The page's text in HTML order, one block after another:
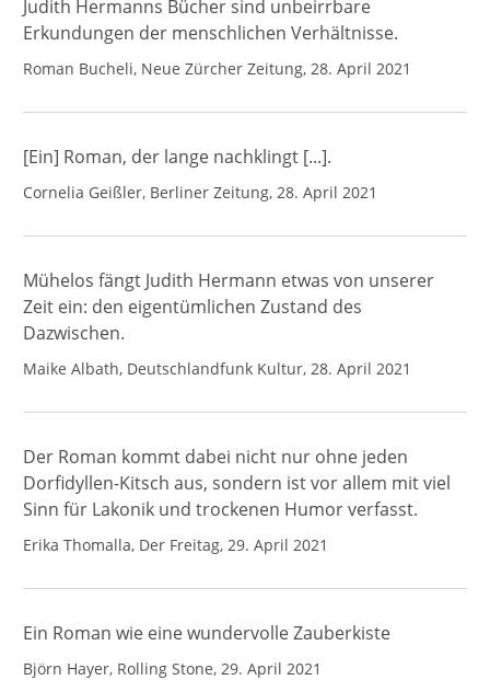
Judith Hermanns Bücher sind unbeirrbare
Erkundungen der menschlichen Verhältnisse.
Roman Bucheli, Neue Zürcher Zeitung, 28. April 2021
[Ein] Roman, der lange nachklingt [...].
Cornelia Geißler, Berliner Zeitung, 28. April 2021
Mühelos fängt Judith Hermann etwas von unserer
Zeit ein: den eigentümlichen Zustand des
Dazwischen.
Maike Albath, Deutschlandfunk Kultur, 28. April 2021
Der Roman kommt dabei nicht nur ohne jeden
Dorfidyllen-Kitsch aus, sondern ist vor allem mit viel
Sinn für Lakonik und trockenen Humor verfasst.
Erika Thomalla, Der Freitag, 29. April 2021
Ein Roman wie eine wundervolle Zauberkiste
Björn Hayer, Rolling Stone, 29. April 2021